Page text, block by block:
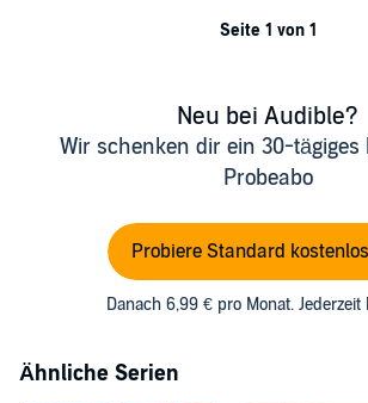
Seite 1 von 1
Neu bei Audible?
Wir schenken dir ein 30-tägiges
Probeabo
Probiere Standard
Danach 6,99 € pro Monat. Jederzeit
Ähnliche Serien